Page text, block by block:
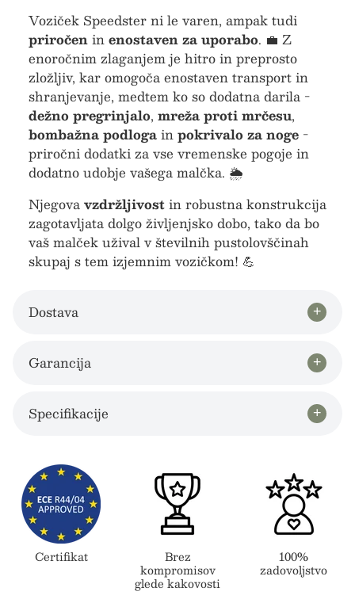
Voziček Speedster ni le varen, ampak tudi
priročeninenostaven za uporabo. 💼 Z
enoročnim zlaganjem je hitro in preprosto
zložljiv, kar omogoča enostaven transport in
shranjevanje, medtem ko so dodatna darila -
dežno pregrinjalo, mreža proti mrčesu,
bombažna podlogainpokrivalo za noge -
priročni dodatki za vse vremenske pogoje in
dodatno udobje vašega malčka. 🌦️
Njegovavzdržljivostin robustna konstrukcija
zagotavljata dolgo življenjsko dobo, tako da bo
vaš malček užival v številnih pustolovščinah
skupaj s tem izjemnim vozičkom! 💪
Dostava
Garancija
Specifikacije
Certifikat Brez
kompromisov
glede kakovosti
100%
zadovoljstvo